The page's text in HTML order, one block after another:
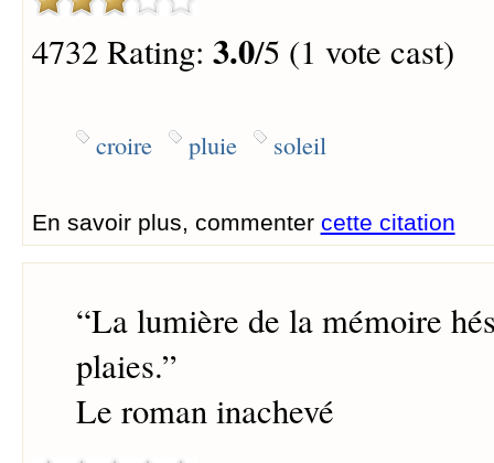
4732 Rating: 3.0/5 (1 vote cast)
croire pluie soleil
En savoir plus, commenter cette citation
“La lumière de la mémoire
plaies.”
Le roman inachevé